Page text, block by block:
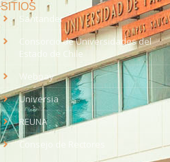
SITIOS
Santander
Consorcio de Universidades del
Estado de Chile
Webpay
Universia
REUNA